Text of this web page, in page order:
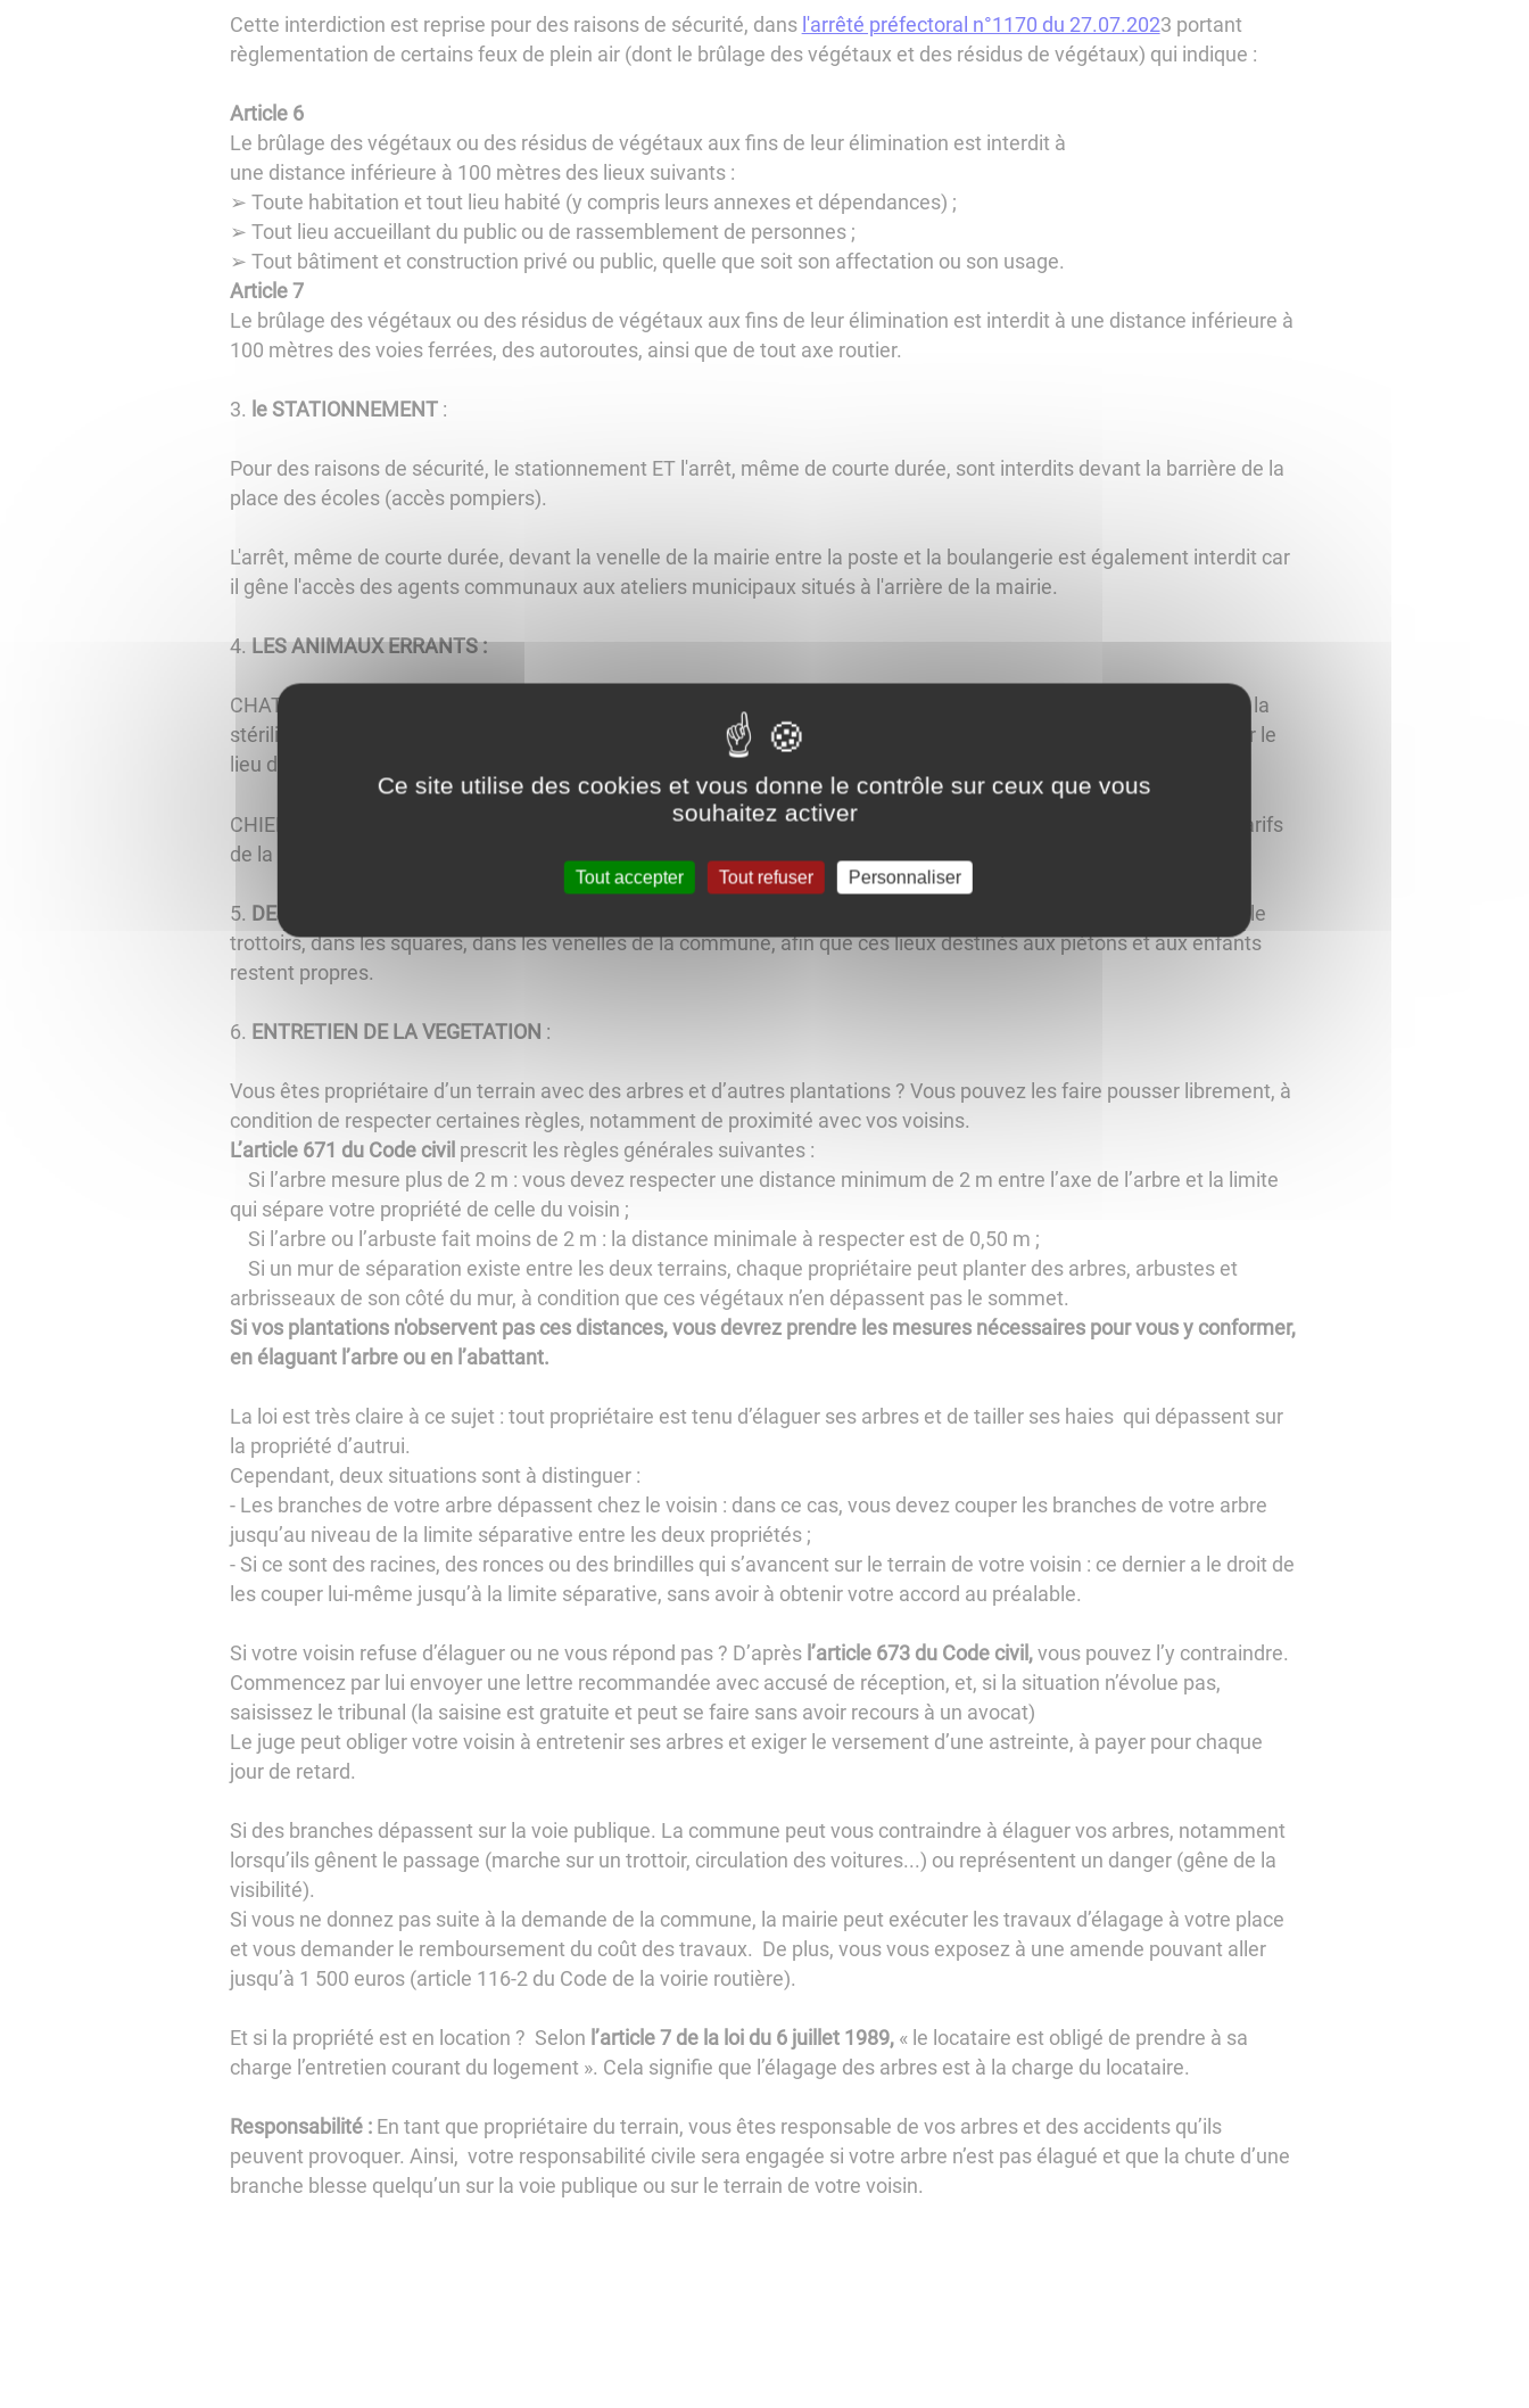
Cette interdiction est reprise pour des raisons de sécurité, dans l'arrêté préfectoral n°1170 du 27.07.2023 portant
règlementation de certains feux de plein air (dont le brûlage des végétaux et des résidus de végétaux) qui indique :
Article 6
Le brûlage des végétaux ou des résidus de végétaux aux fins de leur élimination est interdit à
une distance inférieure à 100 mètres des lieux suivants :
➢ Toute habitation et tout lieu habité (y compris leurs annexes et dépendances) ;
➢ Tout lieu accueillant du public ou de rassemblement de personnes ;
➢ Tout bâtiment et construction privé ou public, quelle que soit son affectation ou son usage.
Article 7
Le brûlage des végétaux ou des résidus de végétaux aux fins de leur élimination est interdit à une distance inférieure à
100 mètres des voies ferrées, des autoroutes, ainsi que de tout axe routier.
3. le STATIONNEMENT :
Pour des raisons de sécurité, le stationnement ET l'arrêt, même de courte durée, sont interdits devant la barrière de la
place des écoles (accès pompiers).
L'arrêt, même de courte durée, devant la venelle de la mairie entre la poste et la boulangerie est également interdit car
il gêne l'accès des agents communaux aux ateliers municipaux situés à l'arrière de la mairie.
4. LES ANIMAUX ERRANTS :
CHATS : la commune dispose d'une convention avec la fondation 30 millions d'amis pour réaliser l'identification et la
stérilisation des chats errants de la commune, afin de limiter leur prolifération. Ces chats sont ensuite relâchés sur le
lieu de leur capture et deviennent des "chats libres".
CHIENS : la gestion des chiens trouvés errants dans la commune est régi par
et les tarifs
de la fourrière animale en vigueur sont fixés par
5. DEJECTIONS CANINES
: les propriétaires de chiens sont priés de ramasser les déjections de leurs animaux sur le
trottoirs, dans les squares, dans les venelles de la commune, afin que ces lieux destinés aux piétons et aux enfants
restent propres.
6. ENTRETIEN DE LA VEGETATION :
Vous êtes propriétaire d’un terrain avec des arbres et d’autres plantations ? Vous pouvez les faire pousser librement, à
condition de respecter certaines règles, notamment de proximité avec vos voisins.
L’article 671 du Code civil prescrit les règles générales suivantes :
Si l’arbre mesure plus de 2 m : vous devez respecter une distance minimum de 2 m entre l’axe de l’arbre et la limite
qui sépare votre propriété de celle du voisin ;
Si l’arbre ou l’arbuste fait moins de 2 m : la distance minimale à respecter est de 0,50 m ;
Si un mur de séparation existe entre les deux terrains, chaque propriétaire peut planter des arbres, arbustes et
arbrisseaux de son côté du mur, à condition que ces végétaux n’en dépassent pas le sommet.
Si vos plantations n'observent pas ces distances, vous devrez prendre les mesures nécessaires pour vous y conformer,
en élaguant l’arbre ou en l’abattant.
La loi est très claire à ce sujet : tout propriétaire est tenu d’élaguer ses arbres et de tailler ses haies qui dépassent sur
la propriété d’autrui.
Cependant, deux situations sont à distinguer :
- Les branches de votre arbre dépassent chez le voisin : dans ce cas, vous devez couper les branches de votre arbre
jusqu’au niveau de la limite séparative entre les deux propriétés ;
- Si ce sont des racines, des ronces ou des brindilles qui s’avancent sur le terrain de votre voisin : ce dernier a le droit de
les couper lui-même jusqu’à la limite séparative, sans avoir à obtenir votre accord au préalable.
Si votre voisin refuse d’élaguer ou ne vous répond pas ? D’après l’article 673 du Code civil,vous pouvez l’y contraindre.
Commencez par lui envoyer une lettre recommandée avec accusé de réception, et, si la situation n’évolue pas,
saisissez le tribunal (la saisine est gratuite et peut se faire sans avoir recours à un avocat)
Le juge peut obliger votre voisin à entretenir ses arbres et exiger le versement d’une astreinte, à payer pour chaque
jour de retard.
Si des branches dépassent sur la voie publique. La commune peut vous contraindre à élaguer vos arbres, notamment
lorsqu’ils gênent le passage (marche sur un trottoir, circulation des voitures...) ou représentent un danger (gêne de la
visibilité).
Si vous ne donnez pas suite à la demande de la commune, la mairie peut exécuter les travaux d’élagage à votre place
et vous demander le remboursement du coût des travaux. De plus, vous vous exposez à une amende pouvant aller
jusqu’à 1 500 euros (article 116-2 du Code de la voirie routière).
Et si la propriété est en location ? Selon l’article 7 de la loi du 6 juillet 1989,« le locataire est obligé de prendre à sa
charge l’entretien courant du logement ». Cela signifie que l’élagage des arbres est à la charge du locataire.
Responsabilité :En tant que propriétaire du terrain, vous êtes responsable de vos arbres et des accidents qu’ils
peuvent provoquer. Ainsi, votre responsabilité civile sera engagée si votre arbre n’est pas élagué et que la chute d’une
branche blesse quelqu’un sur la voie publique ou sur le terrain de votre voisin.
Ce site utilise des cookies et vous donne le contrôle sur ceux que vous
souhaitez activer
Tout accepter Tout refuser Personnaliser